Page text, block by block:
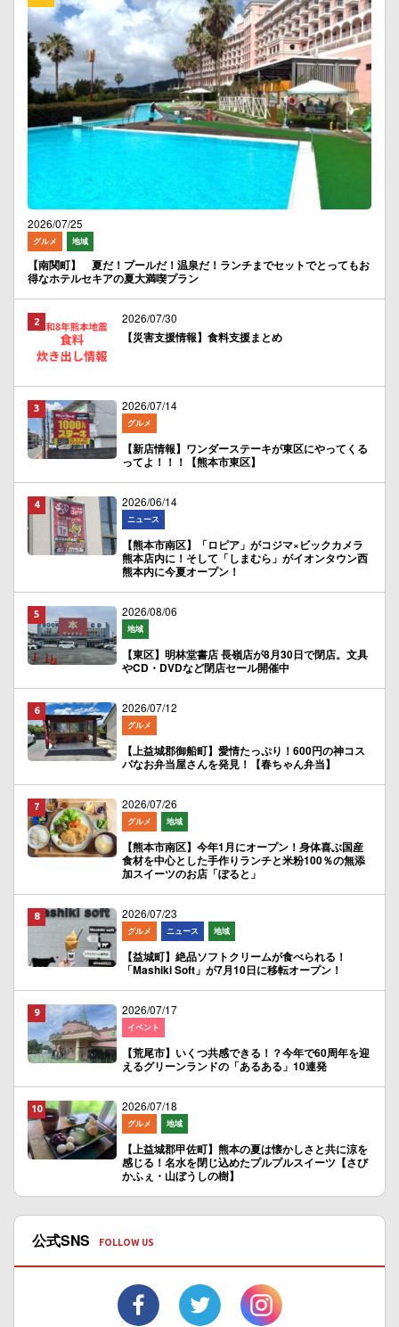
2026/07/25
グルメ 地域
【南関町】 夏だ！プールだ！温泉だ！ランチまでセットでとってもお
得なホテルセキアの夏大満喫プラン
2026/07/30
【災害支援情報】食料支援まとめ
2026/07/14
グルメ
【新店情報】ワンダーステーキが東区にやってくる
ってよ！！！【熊本市東区】
2026/06/14
ニュース
【熊本市南区】「ロピア」がコジマ×ビックカメラ
熊本店内に！そして「しまむら」がイオンタウン西
熊本内に今夏オープン！
2026/08/06
地域
【東区】明林堂書店 長嶺店が8月30日で閉店。文具
やCD・DVDなど閉店セール開催中
2026/07/12
グルメ
【上益城郡御船町】愛情たっぷり！600円の神コス
パなお弁当屋さんを発見！【春ちゃん弁当】
2026/07/26
グルメ 地域
【熊本市南区】今年1月にオープン！身体喜ぶ国産
食材を中心とした手作りランチと米粉100％の無添
加スイーツのお店「ぽると」
2026/07/23
グルメ ニュース 地域
【益城町】絶品ソフトクリームが食べられる！
「Mashiki Soft」が7月10日に移転オープン！
2026/07/17
イベント
【荒尾市】いくつ共感できる！？今年で60周年を迎
えるグリーンランドの「あるある」10連発
2026/07/18
グルメ 地域
【上益城郡甲佐町】熊本の夏は懐かしさと共に涼を
感じる！名水を閉じ込めたプルプルスイーツ【さび
かふぇ・山ぼうしの樹】
公式SNS